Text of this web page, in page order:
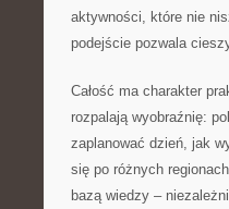
aktywności, które nie
podejście pozwala
Całość ma charakter
rozpalają wyobraźnię:
zaplanować dzień, jak
się po różnych
bazą wiedzy –